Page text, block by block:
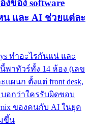
ของ software
น และ AI ช่วยแต่ละ
ทำอะไรกันแน่ และ
าทัวร์ทั้ง 14 ห้อง (เลข
แผนก ตั้งแต่ front desk,
บอกว่าใครรับผิดชอบ
ของคนกับ AI ในยุค
ขึ้น